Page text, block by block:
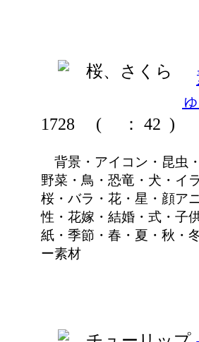
1728
( ： 42 )
背景・アイコン・昆虫
野菜・鳥・恐竜・犬・イ
桜・バラ・花・星・顔ア
性・花嫁・結婚・式・子
紙・季節・春・夏・秋・
ー素材